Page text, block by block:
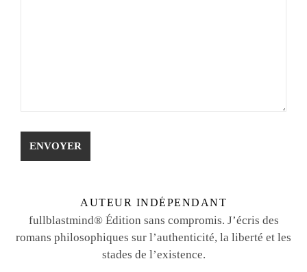
AUTEUR INDÉPENDANT
fullblastmind® Édition sans compromis. J’écris des
romans philosophiques sur l’authenticité, la liberté et les
stades de l’existence.